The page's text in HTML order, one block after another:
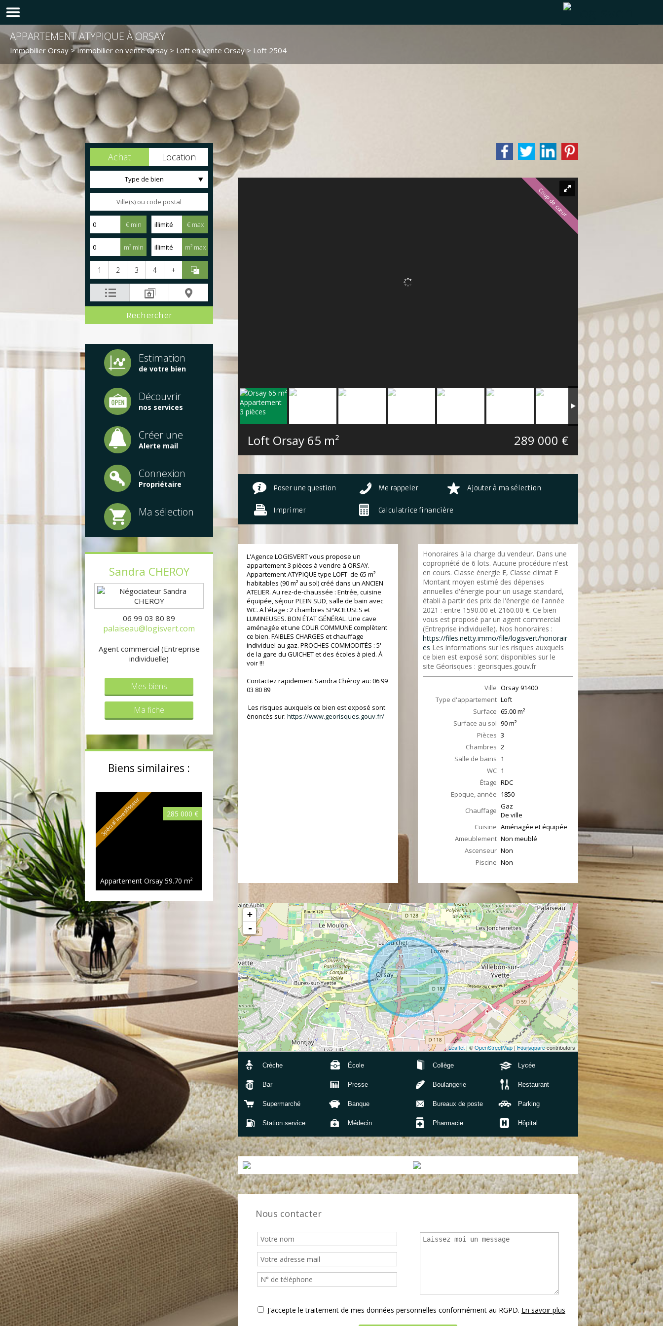
APPARTEMENT ATYPIQUE À ORSAY
Immobilier Orsay >Immobilier en vente Orsay > Loft en vente Orsay > Loft 2504
Achat Location
Type de bien
€ min € max
m² min m² max
1 2 3 4 +
Estimation
de votre bien
Découvrir
nos services
Créer une
Alerte mail
Connexion
Propriétaire
Ma sélection
Sandra CHEROY
06 99 03 80 89
palaiseau@logisvert.com
Agent commercial (Entreprise
individuelle)
Mes biens
Ma fiche
Biens similaires :
Spécial investisseur 285 000 €
Appartement Orsay 59.70 m²
Coup de cœur
Loft Orsay 65 m² 289 000 €
Poser une question Me rappeler Ajouter à ma sélection
Imprimer Calculatrice financière
L'Agence LOGISVERT vous propose un
appartement 3 pièces à vendre à ORSAY.
Appartement ATYPIQUE type LOFT de 65 m²
habitables (90 m² au sol) créé dans un ANCIEN
ATELIER. Au rez-de-chaussée : Entrée, cuisine
équipée, séjour PLEIN SUD, salle de bain avec
WC. A l'étage : 2 chambres SPACIEUSES et
LUMINEUSES. BON ÉTAT GÉNÉRAL. Une cave
aménagée et une COUR COMMUNE complètent
ce bien. FAIBLES CHARGES et chauffage
individuel au gaz. PROCHES COMMODITÉS : 5'
de la gare du GUICHET et des écoles à pied. À
voir !!!
Contactez rapidement Sandra Chéroy au: 06 99
03 80 89
Les risques auxquels ce bien est exposé sont
énoncés sur: https://www.georisques.gouv.fr/
Honoraires à la charge du vendeur. Dans une
copropriété de 6 lots. Aucune procédure n'est
en cours. Classe énergie E, Classe climat E
Montant moyen estimé des dépenses
annuelles d'énergie pour un usage standard,
établi à partir des prix de l'énergie de l'année
2021 : entre 1590.00 et 2160.00 €. Ce bien
vous est proposé par un agent commercial
(Entreprise individuelle). Nos honoraires :
https://files.netty.immo/file/logisvert/honorair
es Les informations sur les risques auxquels
ce bien est exposé sont disponibles sur le
site Géorisques : georisques.gouv.fr
Ville Orsay91400
Type d'appartement Loft
Surface 65.00m²
Surface au sol 90m²
Pièces 3
Chambres 2
Salle de bains 1
WC 1
Étage RDC
Epoque, année 1850
Chauffage Gaz
De ville
Cuisine Aménagée et équipée
Ameublement Non meublé
Ascenseur Non
Piscine Non
+
-
Leaflet | ©OpenStreetMap|Foursquarecontributors
Crèche École Collège Lycée
Bar Presse Boulangerie Restaurant
Supermarché Banque Bureaux de poste Parking
Station service Médecin Pharmacie Hôpital
Nous contacter
J'accepte le traitement de mes données personnelles conformément au RGPD. En savoir plus